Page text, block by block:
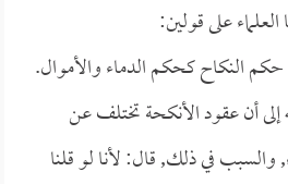
على قولين:
حكم النكاح كحكم الدماء والأموال.
إلى أن عقود الأنكحة تختلف عن
في ذلك, قال: لأنا لو قلنا